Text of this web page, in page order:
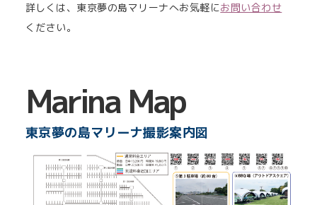
詳しくは、東京夢の島マリーナへお気軽にお問い合わせ
ください。
Marina Map
東京夢の島マリーナ撮影案内図